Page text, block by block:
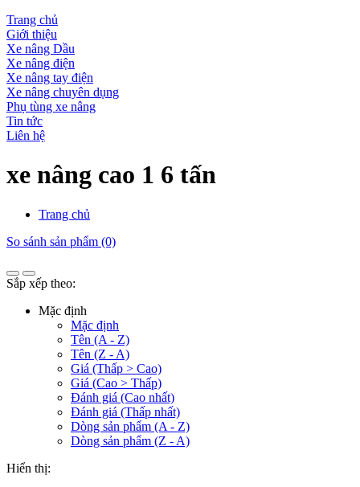
Trang chủ
Giới thiệu
Xe nâng Dầu
Xe nâng điện
Xe nâng tay điện
Xe nâng chuyên dụng
Phụ tùng xe nâng
Tin tức
Liên hệ
xe nâng cao 1 6 tấn
Trang chủ
So sánh sản phẩm (0)
Sắp xếp theo:
Mặc định
Mặc định
Tên (A - Z)
Tên (Z - A)
Giá (Thấp > Cao)
Giá (Cao > Thấp)
Đánh giá (Cao nhất)
Đánh giá (Thấp nhất)
Dòng sản phẩm (A - Z)
Dòng sản phẩm (Z - A)
Hiển thị: